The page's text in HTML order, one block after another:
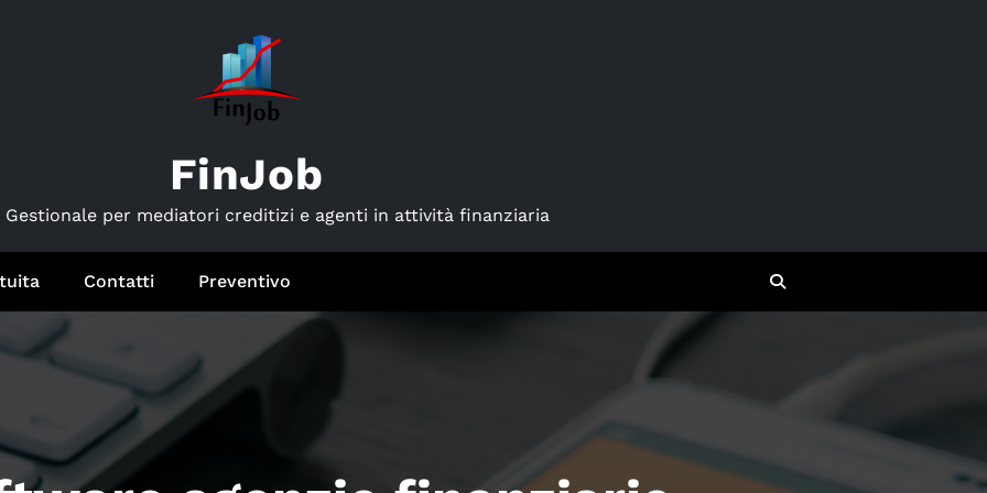
FinJob
Gestionale per mediatori creditizi e agenti in attività finanziaria
Contatti Preventivo